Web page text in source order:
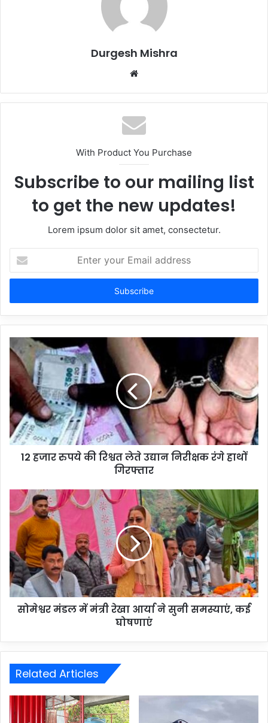
Durgesh Mishra
Website
With Product You Purchase
Subscribe to our mailing list
to get the new updates!
Lorem ipsum dolor sit amet, consectetur.
your
Email
12 हजार रुपये की रिश्वत लेते उद्यान निरीक्षक रंगे हाथों
गिरफ्तार
सोमेश्वर मंडल में मंत्री रेखा आर्या ने सुनी समस्याएं, कई
घोषणाएं
Related Articles